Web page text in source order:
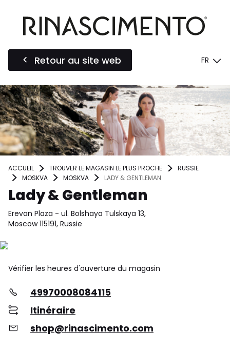
Retour au site web FR
ACCUEIL TROUVER LE MAGASIN LE PLUS PROCHE
RUSSIE
MOSKVA
MOSKVA LADY & GENTLEMAN
Lady & Gentleman
Erevan Plaza - ul. Bolshaya Tulskaya 13,
Moscow 115191, Russie
Vérifier les heures d'ouverture du magasin
49970008084115
Itinéraire
shop@rinascimento.com